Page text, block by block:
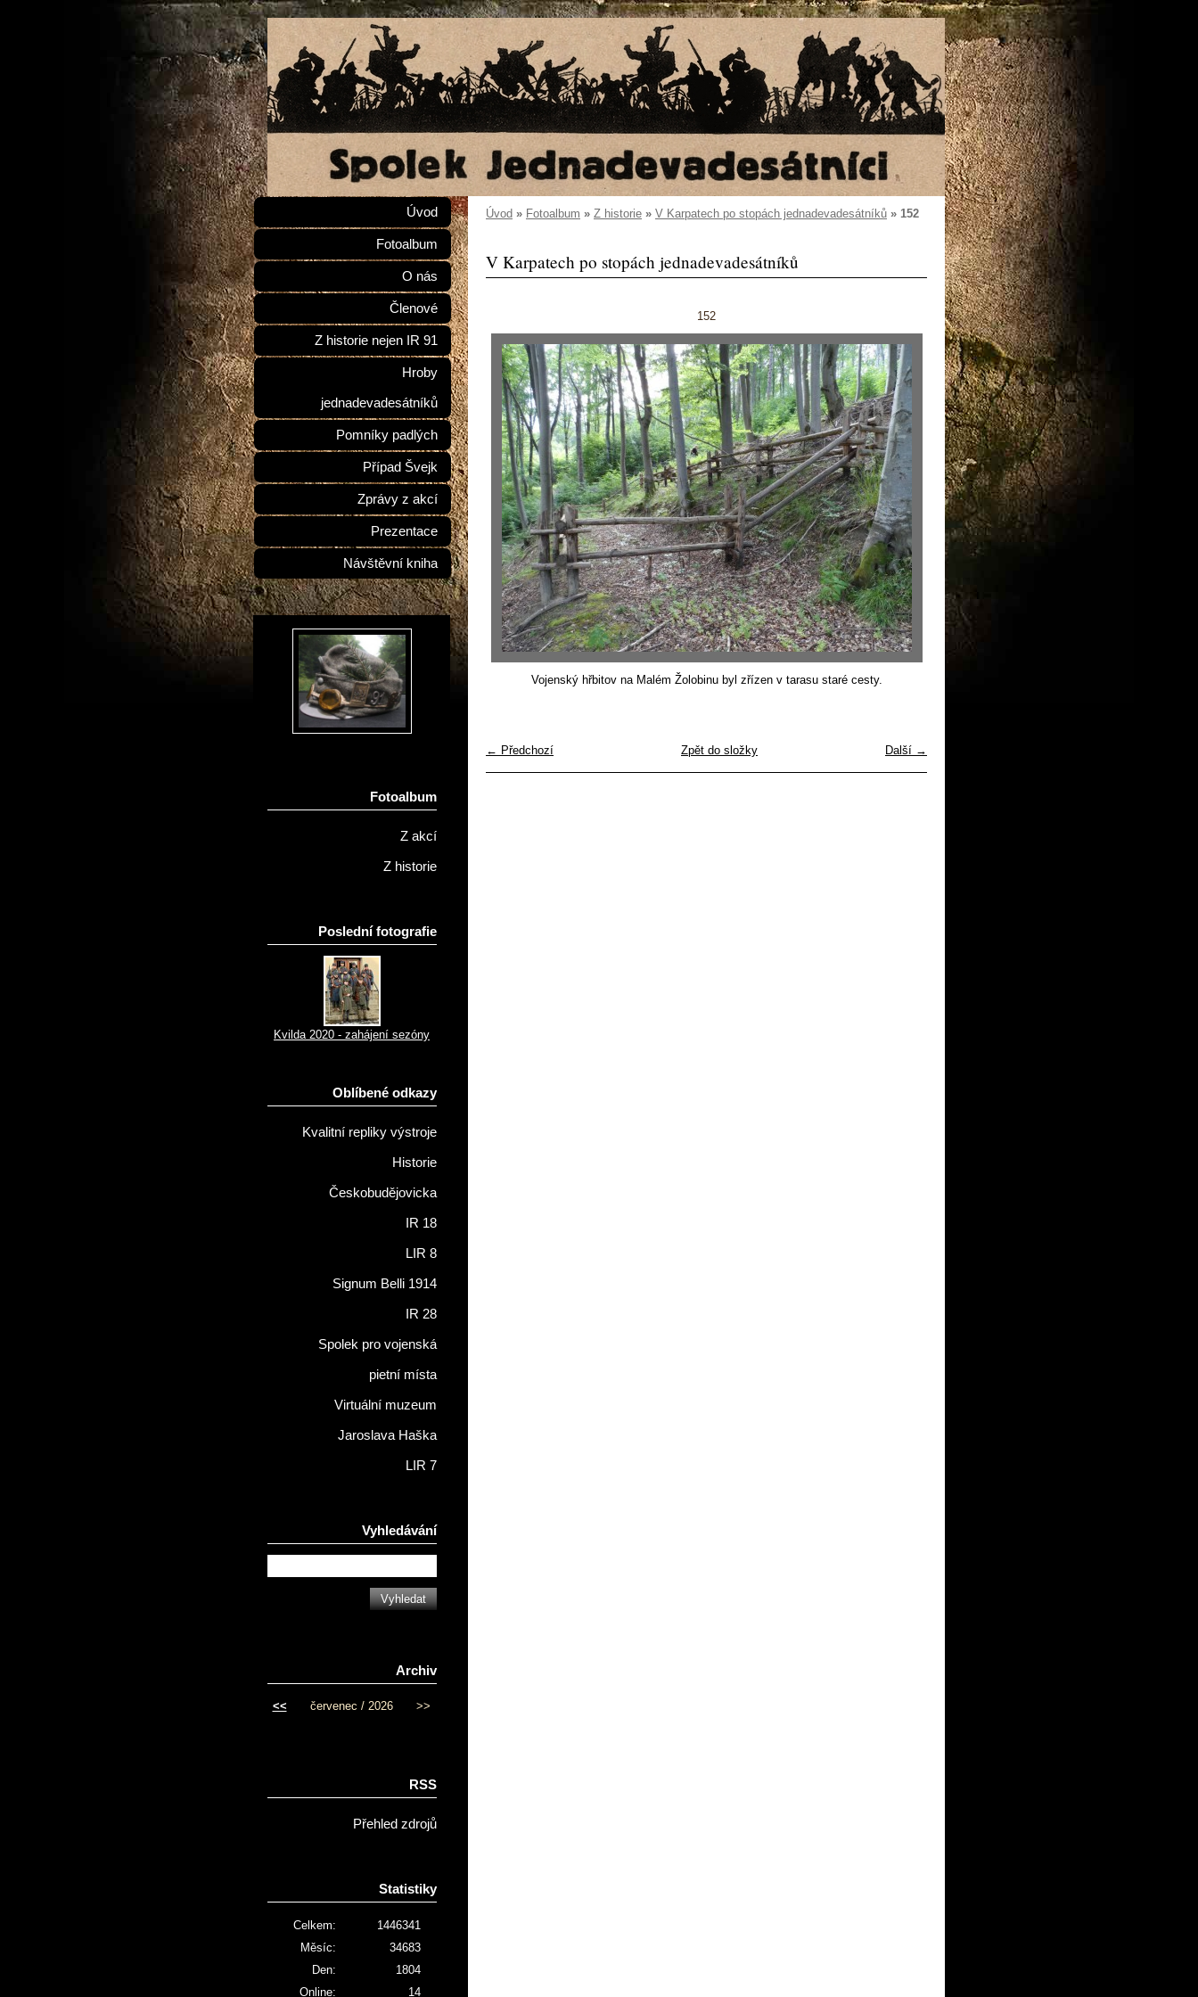
Úvod » Fotoalbum » Z historie » V Karpatech po stopách jednadevadesátníků » 152
V Karpatech po stopách jednadevadesátníků
152
Vojenský hřbitov na Malém Žolobinu byl zřízen v tarasu staré cesty.
← Předchozí Další →
Zpět do složky
Úvod
Fotoalbum
O nás
Členové
Z historie nejen IR 91
Hroby
jednadevadesátníků
Pomníky padlých
Případ Švejk
Zprávy z akcí
Prezentace
Návštěvní kniha
Fotoalbum
Z akcí
Z historie
Poslední fotografie
Kvilda 2020 - zahájení sezóny
Oblíbené odkazy
Kvalitní repliky výstroje
Historie
Českobudějovicka
IR 18
LIR 8
Signum Belli 1914
IR 28
Spolek pro vojenská
pietní místa
Virtuální muzeum
Jaroslava Haška
LIR 7
Vyhledávání
Archiv
<< červenec / 2026 >>
RSS
Přehled zdrojů
Statistiky
Online: 14
Celkem:
1446341
Měsíc:
34683
Den:
1804